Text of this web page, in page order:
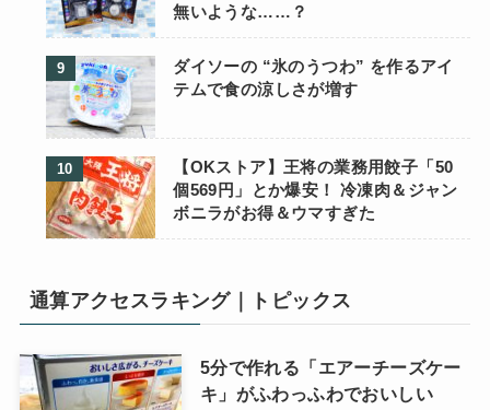
無いような……？
ダイソーの “氷のうつわ” を作るアイ
テムで食の涼しさが増す
【OKストア】王将の業務用餃子「50
個569円」とか爆安！ 冷凍肉＆ジャン
ボニラがお得＆ウマすぎた
通算アクセスラキング｜トピックス
5分で作れる「エアーチーズケー
キ」がふわっふわでおいしい